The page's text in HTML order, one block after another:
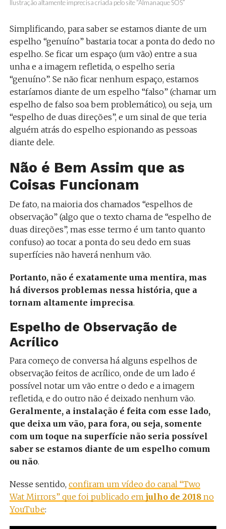
Ilustração altamente imprecisa criada pelo site “Almanaque SOS”
Simplificando, para saber se estamos diante de um
espelho “genuíno” bastaria tocar a ponta do dedo no
espelho. Se ficar um espaço (um vão) entre a sua
unha e a imagem refletida, o espelho seria
“genuíno”. Se não ficar nenhum espaço, estamos
estaríamos diante de um espelho “falso” (chamar um
espelho de falso soa bem problemático), ou seja, um
“espelho de duas direções”, e um sinal de que teria
alguém atrás do espelho espionando as pessoas
diante dele.
Não é Bem Assim que as
Coisas Funcionam
De fato, na maioria dos chamados “espelhos de
observação” (algo que o texto chama de “espelho de
duas direções”, mas esse termo é um tanto quanto
confuso) ao tocar a ponta do seu dedo em suas
superfícies não haverá nenhum vão.
Portanto, não é exatamente uma mentira, mas
há diversos problemas nessa história, que a
tornam altamente imprecisa.
Espelho de Observação de
Acrílico
Para começo de conversa há alguns espelhos de
observação feitos de acrílico, onde de um lado é
possível notar um vão entre o dedo e a imagem
refletida, e do outro não é deixado nenhum vão.
Geralmente, a instalação é feita com esse lado,
que deixa um vão, para fora, ou seja, somente
com um toque na superfície não seria possível
saber se estamos diante de um espelho comum
ou não.
Nesse sentido, confiram um vídeo do canal “Two
Wat Mirrors” que foi publicado em julho de 2018no
YouTube: